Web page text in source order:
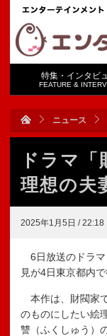
特集・インタビ
FEATURE &
ニュース
ドラマ
理想の夫
2025年1月5日 / 22:18
6日放送のドラマ
見が4日東京都内
本作は、財閥家
のものにしたい絵
讐（ふくしゅう）